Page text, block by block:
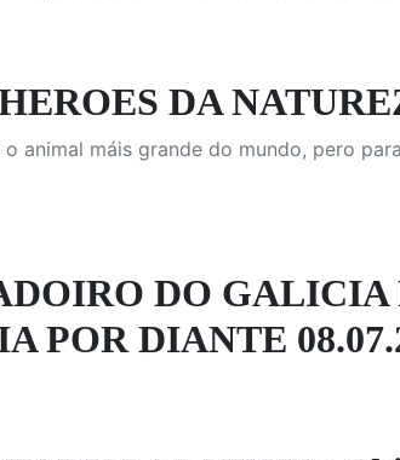
DA
o animal máis grande do mundo, pero
DO
POR DIANTE